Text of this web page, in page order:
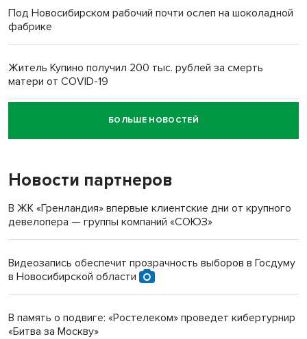
Под Новосибирском рабочий почти ослеп на шоколадной
фабрике
Житель Купино получил 200 тыс. рублей за смерть
матери от COVID-19
Новосибирский суд наказал водителя за смерть
пенсионерки на вокзале
БОЛЬШЕ НОВОСТЕЙ
Новости партнеров
В ЖК «Гренландия» впервые клиентские дни от крупного
девелопера — группы компаний «СОЮЗ»
Видеозапись обеспечит прозрачность выборов в Госдуму
в Новосибирской области
В память о подвиге: «Ростелеком» проведет кибертурнир
«Битва за Москву»